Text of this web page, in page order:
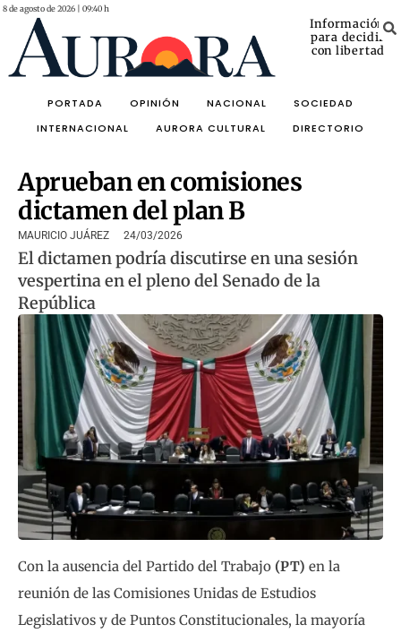
8 de agosto de 2026 | 09:40 h
Información
para decidir
con libertad
PORTADA OPINIÓN NACIONAL
SOCIEDAD
INTERNACIONAL
AURORA CULTURAL DIRECTORIO
Aprueban en comisiones
dictamen del plan B
MAURICIO JUÁREZ 24/03/2026
El dictamen podría discutirse en una sesión
vespertina en el pleno del Senado de la
República
Con la ausencia del Partido del Trabajo (PT) en la
reunión de las Comisiones Unidas de Estudios
Legislativos y de Puntos Constitucionales, la mayoría